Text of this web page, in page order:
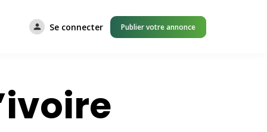
Se connecter Publier votre annonce